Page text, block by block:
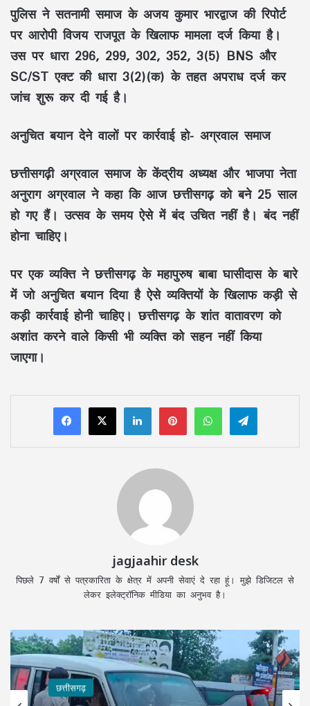
पुलिस ने सतनामी समाज के अजय कुमार भारद्वाज की रिपोर्ट
पर आरोपी विजय राजपूत के खिलाफ मामला दर्ज किया है।
उस पर धारा 296, 299, 302, 352, 3(5) BNS और
SC/ST एक्ट की धारा 3(2)(क) के तहत अपराध दर्ज कर
जांच शुरू कर दी गई है।
अनुचित बयान देने वालों पर कार्रवाई हो- अग्रवाल समाज
छत्तीसगढ़ी अग्रवाल समाज के केंद्रीय अध्यक्ष और भाजपा नेता
अनुराग अग्रवाल ने कहा कि आज छत्तीसगढ़ को बने 25 साल
हो गए हैं। उत्सव के समय ऐसे में बंद उचित नहीं है। बंद नहीं
होना चाहिए।
पर एक व्यक्ति ने छत्तीसगढ़ के महापुरुष बाबा घासीदास के बारे
में जो अनुचित बयान दिया है ऐसे व्यक्तियों के खिलाफ कड़ी से
कड़ी कार्रवाई होनी चाहिए। छत्तीसगढ़ के शांत वातावरण को
अशांत करने वाले किसी भी व्यक्ति को सहन नहीं किया
जाएगा।
LinkedInPinterestWhatsAppTelegram
jagjaahir desk
पिछले 7 वर्षों से पत्रकारिता के क्षेत्र में अपनी सेवाएं दे रहा हूं। मुझे डिजिटल से
लेकर इलेक्ट्रॉनिक मीडिया का अनुभव है।
छत्तीसगढ़